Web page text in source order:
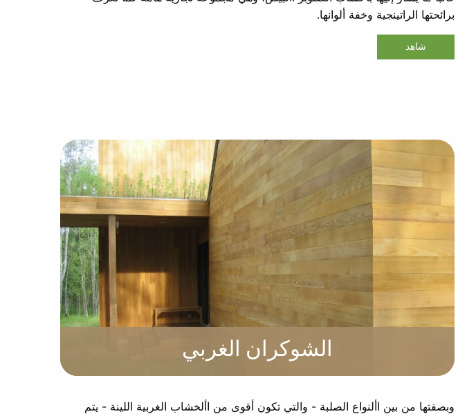
برائحتها الراتينجية وخفة ألوانها.
شاهد
الشوكران الغربي
وبصفتها من بين األنواع الصلبة - والتي تكون أقوى من األخشاب الغربية اللينة - يتم